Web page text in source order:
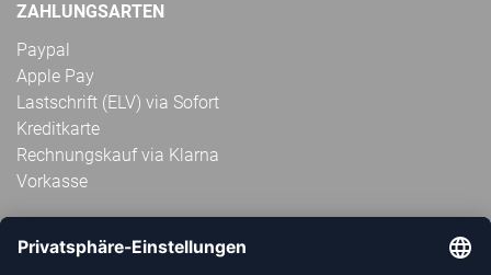
ZAHLUNGSARTEN
Paypal
Apple Pay
Lastschrift (ELV) via Sofort
Kreditkarte
Rechnungskauf via Klarna
Vorkasse
ABONNIERE JETZT DEN KOSTENLOSEN